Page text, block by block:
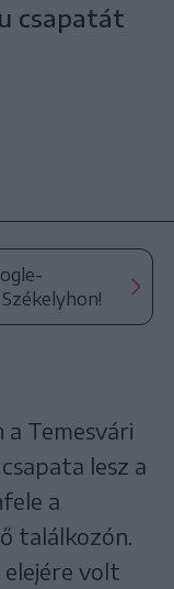
csapatát
Temesvári
lesz a
a
találkozón.
volt